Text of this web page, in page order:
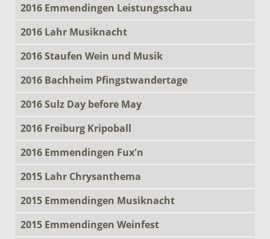
2016 Emmendingen Leistungsschau
2016 Lahr Musiknacht
2016 Staufen Wein und Musik
2016 Bachheim Pfingstwandertage
2016 Sulz Day before May
2016 Freiburg Kripoball
2016 Emmendingen Fux'n
2015 Lahr Chrysanthema
2015 Emmendingen Musiknacht
2015 Emmendingen Weinfest